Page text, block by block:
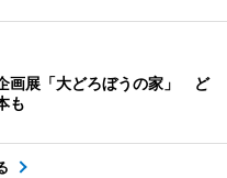
画展「大どろぼうの家」 ど
も